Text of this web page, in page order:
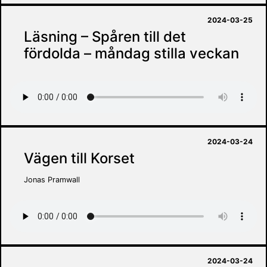
2024-03-25
Läsning – Spåren till det
fördolda – måndag stilla veckan
2024-03-24
Vägen till Korset
Jonas Pramwall
2024-03-24